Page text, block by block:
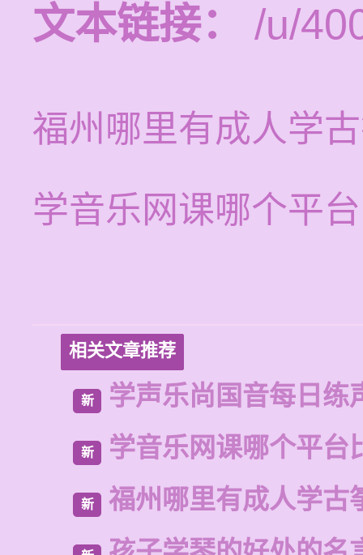
文本链接：
/u/
福州哪里有成人学
学音乐网课哪个平
相关文章推荐
新 学声乐尚国音每日练
新 学音乐网课哪个平台
新 福州哪里有成人学古